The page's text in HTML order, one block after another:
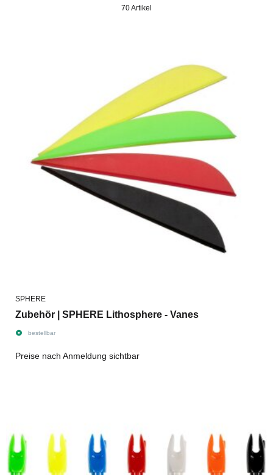
70 Artikel
SPHERE
Zubehör | SPHERE Lithosphere - Vanes
bestellbar
Preise nach Anmeldung sichtbar